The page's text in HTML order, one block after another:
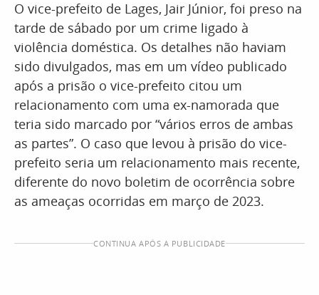
O vice-prefeito de Lages, Jair Júnior, foi preso na
tarde de sábado por um crime ligado à
violência doméstica. Os detalhes não haviam
sido divulgados, mas em um vídeo publicado
após a prisão o vice-prefeito citou um
relacionamento com uma ex-namorada que
teria sido marcado por “vários erros de ambas
as partes”. O caso que levou à prisão do vice-
prefeito seria um relacionamento mais recente,
diferente do novo boletim de ocorrência sobre
as ameaças ocorridas em março de 2023.
CONTINUA APÓS A PUBLICIDADE